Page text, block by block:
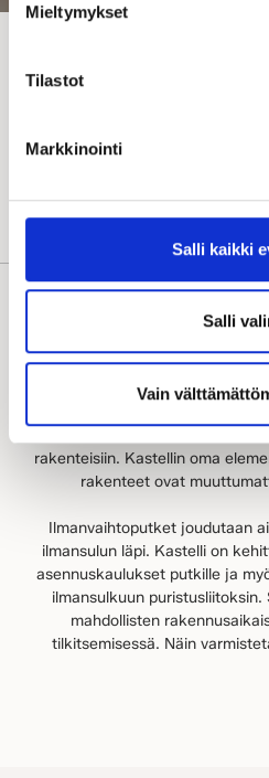
Mieltymykset
Tilastot
Markkinointi
Salli kaikki
Salli
Vain
OmaKastelli
Rakentajan Tukku
Kastellin
rakenteisiin. Kastellin oma
rakenteet ovat
Ilmanvaihtoputket joudutaan
ilmansulun läpi. Kastelli on
asennuskaulukset putkille ja
ilmansulkuun
mahdollisten
tilkitsemisessä. Näin